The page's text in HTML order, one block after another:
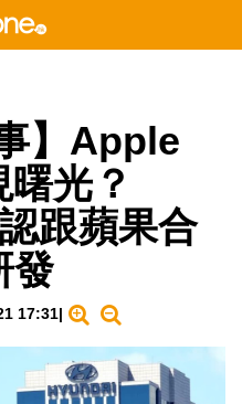
】Apple
光？
跟蘋果合
發
17:31|